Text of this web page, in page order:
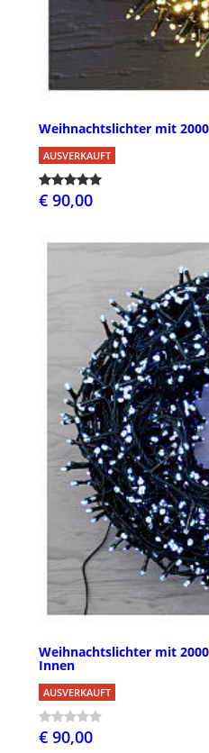
Weihnachtslichter mit
AUSVERKAUFT
€ 90,00
Weihnachtslichter mit
Innen
AUSVERKAUFT
€ 90,00